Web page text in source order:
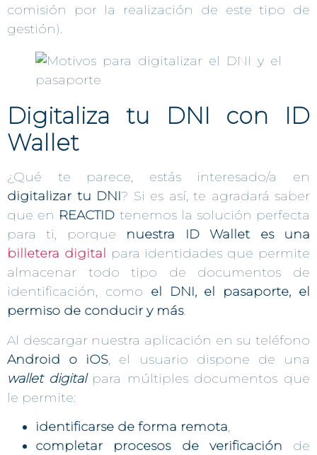
comisión por la realización de este tipo de
gestión).
Digitaliza tu DNI con ID
Wallet
¿Qué te parece, estás interesado/a en
digitalizar tu DNI? Si es así, te agradará saber
que en REACTID tenemos la solución perfecta
para ti, porque nuestra ID Wallet es una
billetera digital para identidades que permite
almacenar todo tipo de documentos de
identificación, como el DNI, el pasaporte, el
permiso de conducir y más.
Al descargar nuestra aplicación en su teléfono
Android o iOS, el usuario dispone de una
wallet digitalpara múltiples documentos que
le permite:
identificarse de forma remota,
completar procesos de verificación de